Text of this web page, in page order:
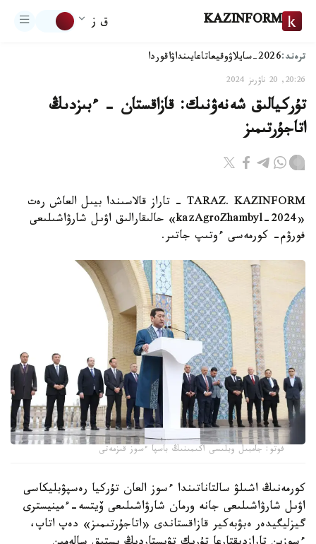
KAZINFORM ق ز
ترەند:2026-سايلاۋ وقيعاتاعايىنداۋاقوردا
20:26, 20 ناۋرىز 2024
تۇركيالىق شەنەۋنىك: قازاقستان - ءبىزدىڭ
اتاجۇرتىمىز
TARAZ. KAZINFORM - تاراز قالاسىندا بيىل العاش رەت
«kazAgroZhambyl-2024» حالىقارالىق اۋىل شارۋاشىلىعى
فورۋم- كورمەسى ءوتىپ جاتىر.
فوتو: جامبىل وبلىسى اكىمىنىڭ باسپا ءسوز قىزمەتى
كورمەنىڭ اشىلۋ سالتاناتىندا ءسوز العان تۇركيا رەسپۋبليكاسى
اۋىل شارۋاشىلىعى جانە ورمان شارۋاشىلىعى ۆيتسە-ءمينيسترى
گيزليگيدەر ەبۋبەكير قازاقستاندى «اتاجۇرتىمىز» دەپ اتاپ،